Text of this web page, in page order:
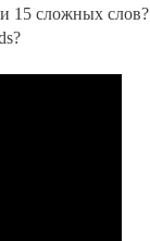
15 сложных слов?